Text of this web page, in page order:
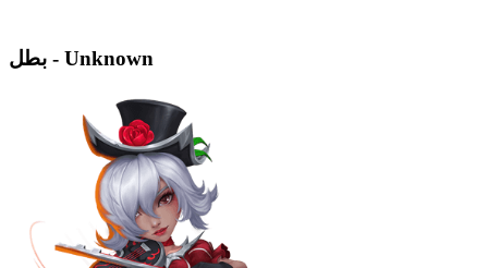
بطل - Unknown